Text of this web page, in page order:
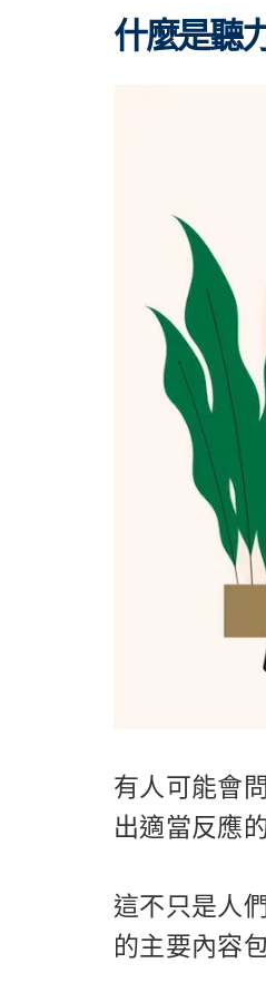
什麼是聽
有人可能會
出適當反應
這不只是人
的主要內容